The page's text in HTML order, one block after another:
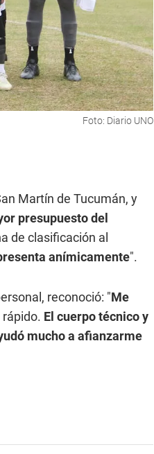
Foto: Diario UNO
Martín de Tucumán, y
presupuesto del
de clasificación al
anímicamente".
reconoció: "Me
El cuerpo técnico y
mucho a afianzarme